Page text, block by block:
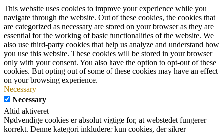
This website uses cookies to improve your experience while you
navigate through the website. Out of these cookies, the cookies that
are categorized as necessary are stored on your browser as they are
essential for the working of basic functionalities of the website. We
also use third-party cookies that help us analyze and understand how
you use this website. These cookies will be stored in your browser
only with your consent. You also have the option to opt-out of these
cookies. But opting out of some of these cookies may have an effect
on your browsing experience.
Necessary
Necessary
Altid aktiveret
Nødvendige cookies er absolut vigtige for, at webstedet fungerer
korrekt. Denne kategori inkluderer kun cookies, der sikrer